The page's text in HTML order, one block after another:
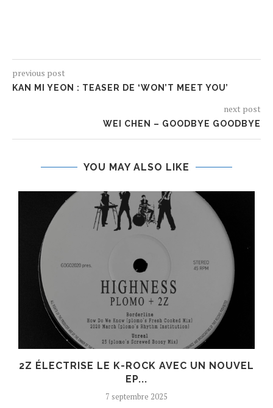
previous post
KAN MI YEON : TEASER DE ‘WON’T MEET YOU’
next post
WEI CHEN – GOODBYE GOODBYE
YOU MAY ALSO LIKE
2Z ÉLECTRISE LE K-ROCK AVEC UN NOUVEL
EP...
7 septembre 2025